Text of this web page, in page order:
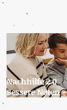
Nachhilfe 2.0
Bessere Noten